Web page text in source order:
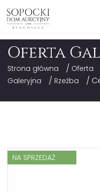
Oferta
Strona główna / Oferta
Galeryjna
/ Rzeźba /
NA SPRZEDAŻ